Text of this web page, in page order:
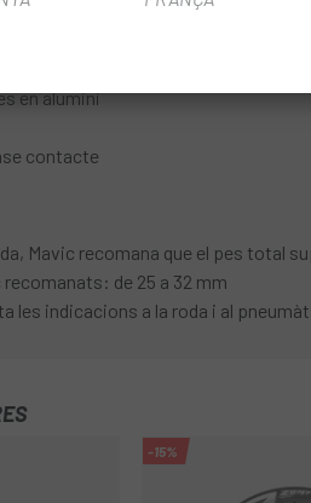
en alumini
contacte
Mavic recomana que el pes total
de 25 a 32 mm
les indicacions a la roda i al
-15%